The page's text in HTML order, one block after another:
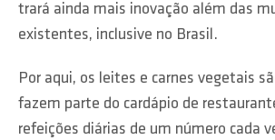
trará ainda mais inovação além das
existentes, inclusive no Brasil.
Por aqui, os leites e carnes vegetais
fazem parte do cardápio de
refeições diárias de um número cada